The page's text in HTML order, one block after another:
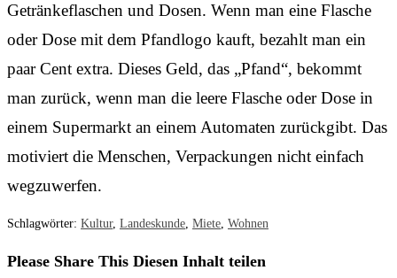
Getränkeflaschen und Dosen. Wenn man eine Flasche
oder Dose mit dem Pfandlogo kauft, bezahlt man ein
paar Cent extra. Dieses Geld, das „Pfand“, bekommt
man zurück, wenn man die leere Flasche oder Dose in
einem Supermarkt an einem Automaten zurückgibt. Das
motiviert die Menschen, Verpackungen nicht einfach
wegzuwerfen.
Schlagwörter: Kultur, Landeskunde, Miete, Wohnen
Please Share This Diesen Inhalt teilen